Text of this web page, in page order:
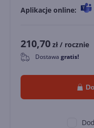
Aplikacje online:
210,70 zł / rocznie
0 Dostawa gratis!